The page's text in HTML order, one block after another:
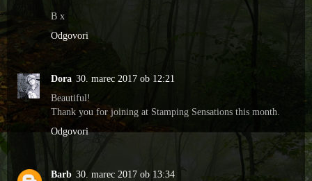
B x
Odgovori
Dora 30. marec 2017 ob 12:21
Beautiful!
Thank you for joining at Stamping Sensations this month.
Odgovori
Barb 30. marec 2017 ob 13:34